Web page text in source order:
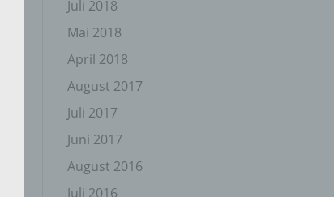
Juli 2018
Mai 2018
April 2018
August 2017
Juli 2017
Juni 2017
August 2016
Juli 2016